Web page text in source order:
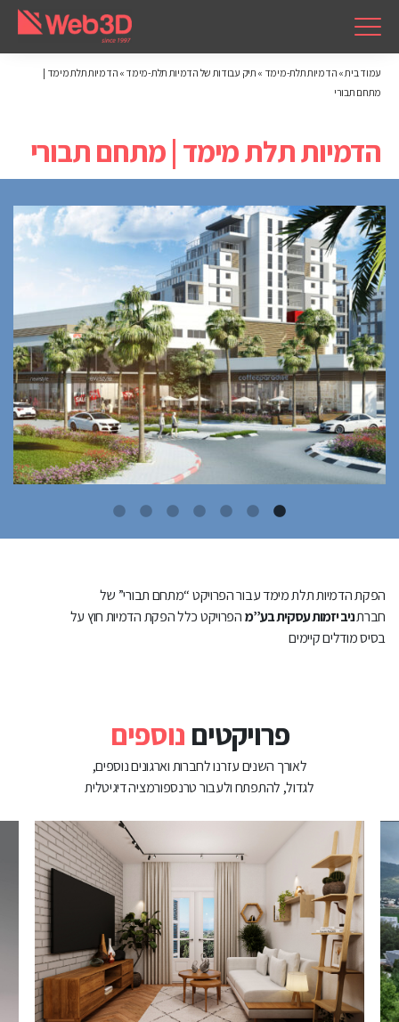
עמוד בית» הדמיות תלת-מימד » תיק עבודות של הדמיות תלת-מימד » הדמיות תלת מימד |
מתחם תבורי
הדמיות תלת מימד | מתחם תבורי
הפקת הדמיות תלת מימד עבור הפרויקט “מתחם תבורי” של
חברתניב יזמות עסקית בע”מהפרויקט כלל הפקת הדמיות חוץ על
בסיס מודלים קיימים
פרויקטים נוספים
לאורך השנים עזרנו לחברות וארגונים נוספים,
לגדול, להתפתח ולעבור טרנספורמציה דיגיטלית